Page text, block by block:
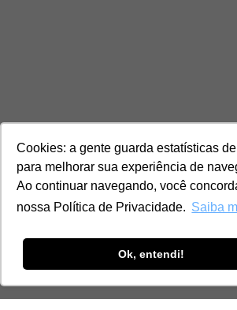
Cookies: a gente guarda estatísticas
para melhorar sua experiência de
Ao continuar navegando, você
nossa Política de Privacidade. Saiba
Ok, entendi!